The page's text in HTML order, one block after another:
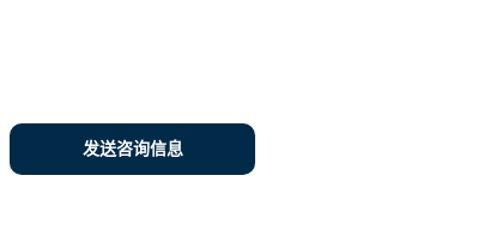
发送咨询信息